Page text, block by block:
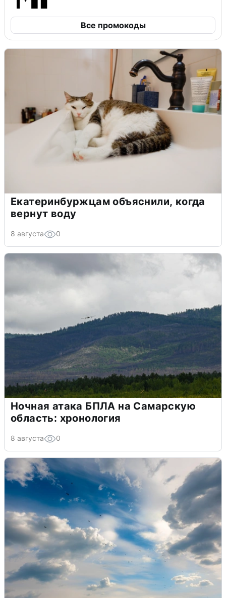
Все промокоды
Екатеринбуржцам объяснили, когда
вернут воду
8 августа 0
Ночная атака БПЛА на Самарскую
область: хронология
8 августа 0